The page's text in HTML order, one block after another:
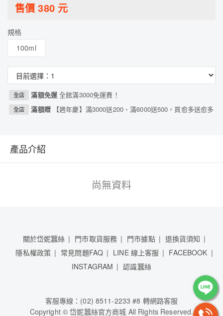
售價380元
規格
100ml
全店 滿額免運全館滿3000免運費！
全店 滿額贈 【週年慶】滿3000送200、滿6000送500，買愈多送愈多
產品介紹
尚無資料
關於岱妮蠶絲 門市取貨服務 門市據點
退換貨須知
隱私權政策
常見問題FAQ LINE 線上客服
FACEBOOK
INSTAGRAM
認識蠶絲
客服專線：(02) 8511-2233 #8 轉網路客服
Copyright © 岱妮蠶絲官方商城 All Rights Reserved.